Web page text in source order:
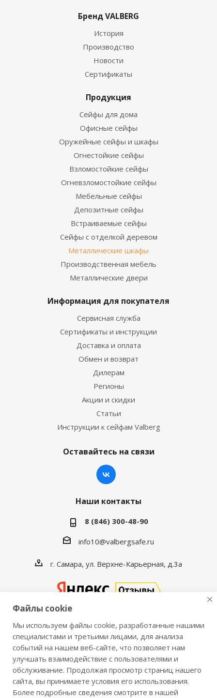
Бренд VALBERG
История
Производство
Новости
Сертификаты
Продукция
Сейфы для дома
Офисные сейфы
Оружейные сейфы и шкафы
Огнестойкие сейфы
Взломостойкие сейфы
Огневзломостойкие сейфы
Мебельные сейфы
Депозитные сейфы
Встраиваемые сейфы
Сейфы с отделкой деревом
Металлические шкафы
Производственная мебель
Металлические двери
Информация для покупателя
Сервисная служба
Сертификаты и инструкции
Доставка и оплата
Обмен и возврат
Дилерам
Регионы
Акции и скидки
Статьи
Инструкции к сейфам Valberg
Оставайтесь на связи
Наши контакты
8 (846) 300-48-90
info10@valbergsafe.ru
г. Самара, ул. Верхне-Карьерная, д.3а
2016-2026 © VALBERGSAFE.RU — Интернет-магазин
сейфов Valberg и металлической мебели Практик.
Продажа сейфов для дома и офиса, металлических
шкафов, стеллажей, металлических дверей.
Информация о розничных ценах, технических
характеристиках, наличии на складе носит справочный
Файлы cookie
Мы используем файлы cookie, разработанные нашими
специалистами и третьими лицами, для анализа
событий на нашем веб-сайте, что позволяет нам
улучшать взаимодействие с пользователями и
обслуживание. Продолжая просмотр страниц нашего
сайта, вы принимаете условия его использования.
Более подробные сведения смотрите в нашей